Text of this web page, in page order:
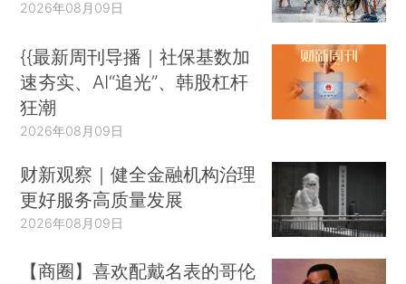
2026年08月09日
{{最新周刊导播｜社保基数加
速夯实、AI“追光”、韩股杠杆
狂潮
2026年08月09日
财新观察｜健全金融机构治理
更好服务高质量发展
2026年08月09日
【商圈】喜欢配戴名表的哥伦